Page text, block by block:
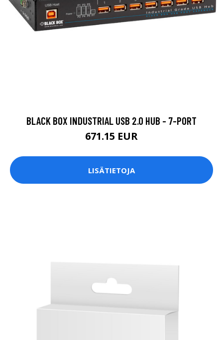
BLACK BOX INDUSTRIAL USB 2.0 HUB - 7-PORT
671.15 EUR
LISÄTIETOJA